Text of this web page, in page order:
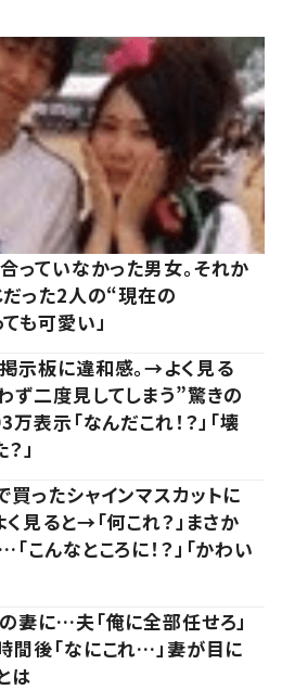
っていなかった男女。それか
った2人の“現在の
も可愛い」
示板に違和感。→よく見る
二度見してしまう”驚きの
表示「なんだこれ！？」「壊
」
買ったシャインマスカットに
く見ると→「何これ？」まさか
こんなところに！？」「かわい
妻に…夫「俺に全部任せろ」
間後「なにこれ…」妻が目に
は